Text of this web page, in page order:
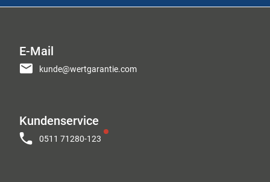
E-Mail
kunde@wertgarantie.com
Kundenservice
0511 71280-123